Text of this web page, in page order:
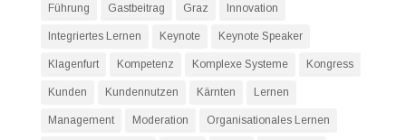
Führung Gastbeitrag Graz Innovation
Integriertes Lernen Keynote Keynote Speaker
Klagenfurt Kompetenz Komplexe Systeme Kongress
Kunden Kundennutzen Kärnten Lernen
Management Moderation Organisationales Lernen